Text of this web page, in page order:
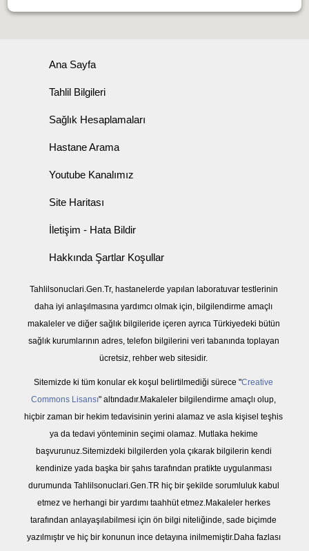
Ana Sayfa
Tahlil Bilgileri
Sağlık Hesaplamaları
Hastane Arama
Youtube Kanalımız
Site Haritası
İletişim - Hata Bildir
Hakkında Şartlar Koşullar
Tahlilsonuclari.Gen.Tr, hastanelerde yapılan laboratuvar testlerinin
daha iyi anlaşılmasına yardımcı olmak için, bilgilendirme amaçlı
makaleler ve diğer sağlık bilgileride içeren ayrıca Türkiyedeki bütün
sağlık kurumlarının adres, telefon bilgilerini veri tabanında toplayan
ücretsiz, rehber web sitesidir.
Sitemizde ki tüm konular ek koşul belirtilmediği sürece "Creative
Commons Lisansı" altındadır.Makaleler bilgilendirme amaçlı olup,
hiçbir zaman bir hekim tedavisinin yerini alamaz ve asla kişisel teşhis
ya da tedavi yönteminin seçimi olamaz. Mutlaka hekime
başvurunuz.Sitemizdeki bilgilerden yola çıkarak bilgilerin kendi
kendinize yada başka bir şahıs tarafından pratikte uygulanması
durumunda Tahlilsonuclari.Gen.TR hiç bir şekilde sorumluluk kabul
etmez ve herhangi bir yardımı taahhüt etmez.Makaleler herkes
tarafından anlayaşılabilmesi için ön bilgi niteliğinde, sade biçimde
yazılmıştır ve hiç bir konunun ince detayına inilmemiştir.Daha fazlası